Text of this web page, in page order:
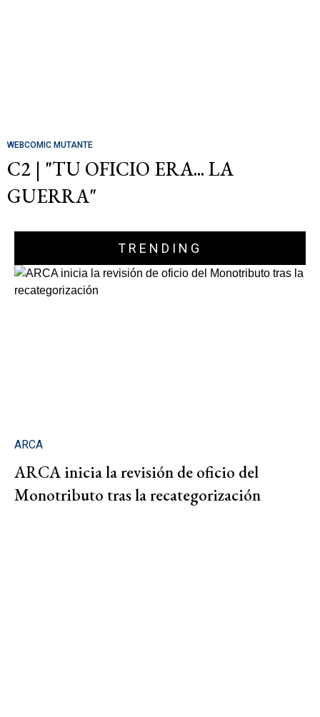
WEBCOMIC MUTANTE
C2 | "TU OFICIO ERA... LA
GUERRA"
TRENDING
ARCA
ARCA inicia la revisión de oficio del
Monotributo tras la recategorización